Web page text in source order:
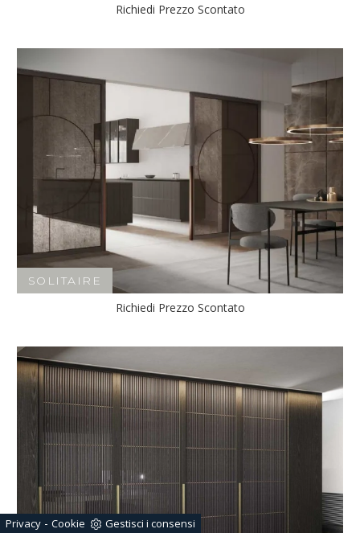
Privacy - Cookie Gestisci i consensi
Richiedi Prezzo Scontato
SOLITAIRE
Richiedi Prezzo Scontato